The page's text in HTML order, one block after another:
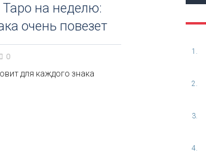
Таро на неделю:
очень повезет
0
для каждого знака
1.
2.
3.
4.